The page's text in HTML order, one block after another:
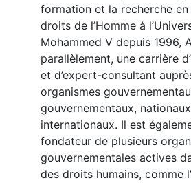
formation et la recherche
droits de l’Homme à
Mohammed V depuis 1996,
parallèlement, une carrière
et d’expert-consultant
organismes
gouvernementaux,
internationaux. Il est
fondateur de plusieurs
gouvernementales actives
des droits humains, comme